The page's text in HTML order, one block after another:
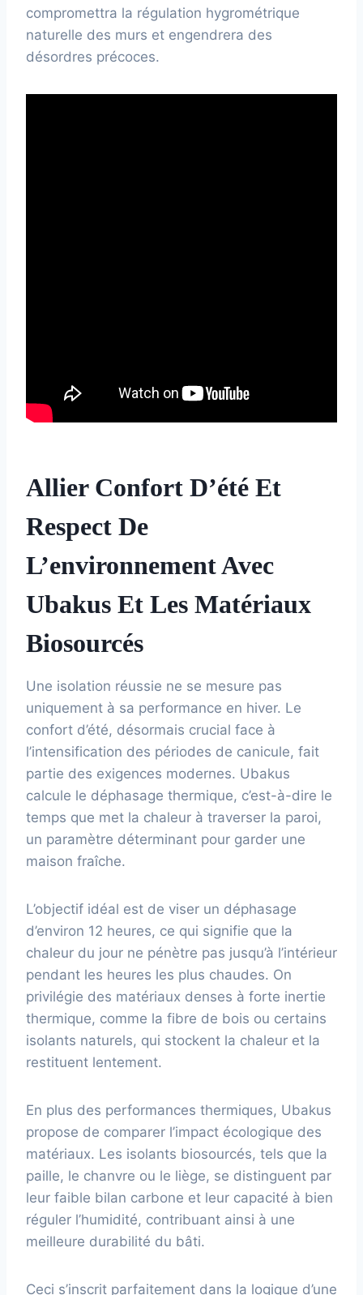
compromettra la régulation hygrométrique
naturelle des murs et engendrera des
désordres précoces.
Allier Confort D’été Et
Respect De
L’environnement Avec
Ubakus Et Les Matériaux
Biosourcés
Une isolation réussie ne se mesure pas
uniquement à sa performance en hiver. Le
confort d’été, désormais crucial face à
l’intensification des périodes de canicule, fait
partie des exigences modernes. Ubakus
calcule le déphasage thermique, c’est-à-dire le
temps que met la chaleur à traverser la paroi,
un paramètre déterminant pour garder une
maison fraîche.
L’objectif idéal est de viser un déphasage
d’environ 12 heures, ce qui signifie que la
chaleur du jour ne pénètre pas jusqu’à l’intérieur
pendant les heures les plus chaudes. On
privilégie des matériaux denses à forte inertie
thermique, comme la fibre de bois ou certains
isolants naturels, qui stockent la chaleur et la
restituent lentement.
En plus des performances thermiques, Ubakus
propose de comparer l’impact écologique des
matériaux. Les isolants biosourcés, tels que la
paille, le chanvre ou le liège, se distinguent par
leur faible bilan carbone et leur capacité à bien
réguler l’humidité, contribuant ainsi à une
meilleure durabilité du bâti.
Ceci s’inscrit parfaitement dans la logique d’une